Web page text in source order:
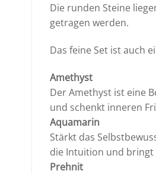
Die runden Steine
getragen werden.
Das feine Set ist auch
Amethyst
Der Amethyst ist eine
und schenkt inneren
Aquamarin
Stärkt das
die Intuition und bringt
Prehnit